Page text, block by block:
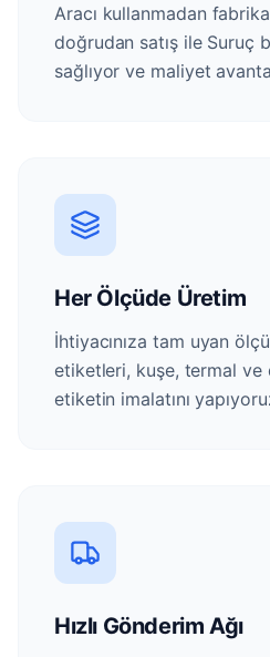
Aracı kullanmadan
doğrudan satış ile Suruç
sağlıyor ve maliyet
Her Ölçüde Üretim
İhtiyacınıza tam uyan
etiketleri, kuşe, termal ve
etiketin imalatını
Hızlı Gönderim Ağı